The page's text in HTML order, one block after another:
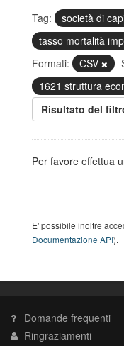
Tag:
società di
tasso mortalità
Formati:
CSV
1621 struttura
Risultato del
Per favore effettua
E' possibile inoltre
Documentazione API).
Domande frequenti
Ringraziamenti